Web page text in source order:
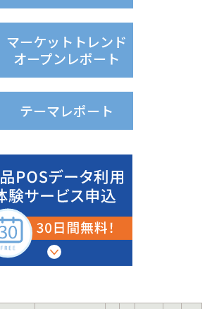
マーケットトレンド
オープンレポート
テーマレポート